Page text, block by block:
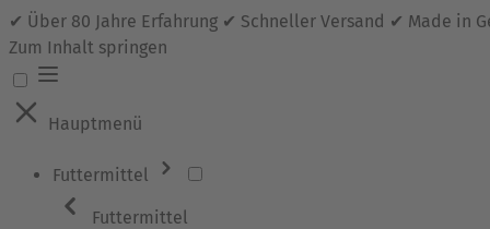
✔ Über 80 Jahre Erfahrung ✔ Schneller Versand ✔ Made in
Zum Inhalt springen
Hauptmenü
Futtermittel
Futtermittel